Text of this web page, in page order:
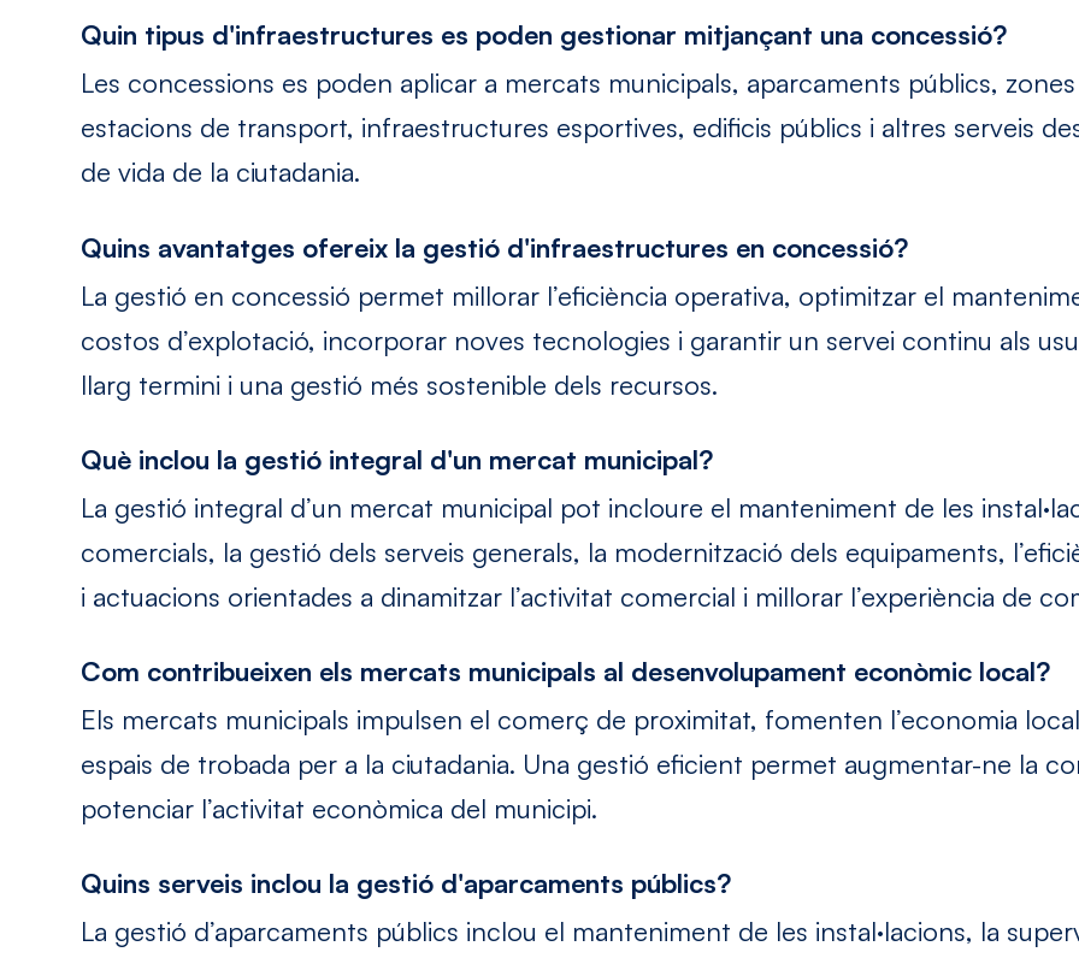
Quin tipus d'infraestructures es poden gestionar mitjançant una concessió?
Les concessions es poden aplicar a mercats municipals, aparcaments públics,
estacions de transport, infraestructures esportives, edificis públics i altres serveis
de vida de la ciutadania.
Quins avantatges ofereix la gestió d'infraestructures en concessió?
La gestió en concessió permet millorar l’eficiència operativa, optimitzar el
costos d’explotació, incorporar noves tecnologies i garantir un servei continu als
llarg termini i una gestió més sostenible dels recursos.
Què inclou la gestió integral d'un mercat municipal?
La gestió integral d’un mercat municipal pot incloure el manteniment de les
comercials, la gestió dels serveis generals, la modernització dels equipaments,
i actuacions orientades a dinamitzar l’activitat comercial i millorar l’experiència de
Com contribueixen els mercats municipals al desenvolupament econòmic local?
Els mercats municipals impulsen el comerç de proximitat, fomenten l’economia
espais de trobada per a la ciutadania. Una gestió eficient permet augmentar-ne la
potenciar l’activitat econòmica del municipi.
Quins serveis inclou la gestió d'aparcaments públics?
La gestió d’aparcaments públics inclou el manteniment de les instal·lacions, la